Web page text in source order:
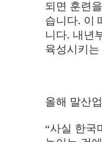
되면 훈련
습니다. 이
니다. 내년
육성시키
올해 말산
“사실 한국